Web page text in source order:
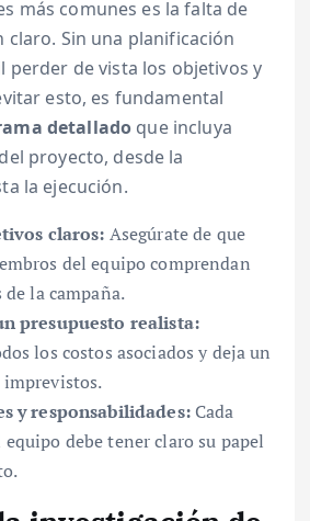
más comunes es la falta de
claro. Sin una planificación
perder de vista los objetivos y
esto, es fundamental
detallado que incluya
proyecto, desde la
la ejecución.
claros: Asegúrate de que
del equipo comprendan
la campaña.
presupuesto realista:
los costos asociados y deja un
imprevistos.
y responsabilidades:Cada
debe tener claro su papel